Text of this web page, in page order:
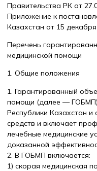
Правительства РК от
Приложение к
Казахстан от 15
Перечень
медицинской помощи
1. Общие положения
1. Гарантированный
помощи (далее — ГОБМП)
Республики Казахстан
средств и включает
лечебные медицинские
доказанной
2. В ГОБМП включается:
1) скорая медицинская